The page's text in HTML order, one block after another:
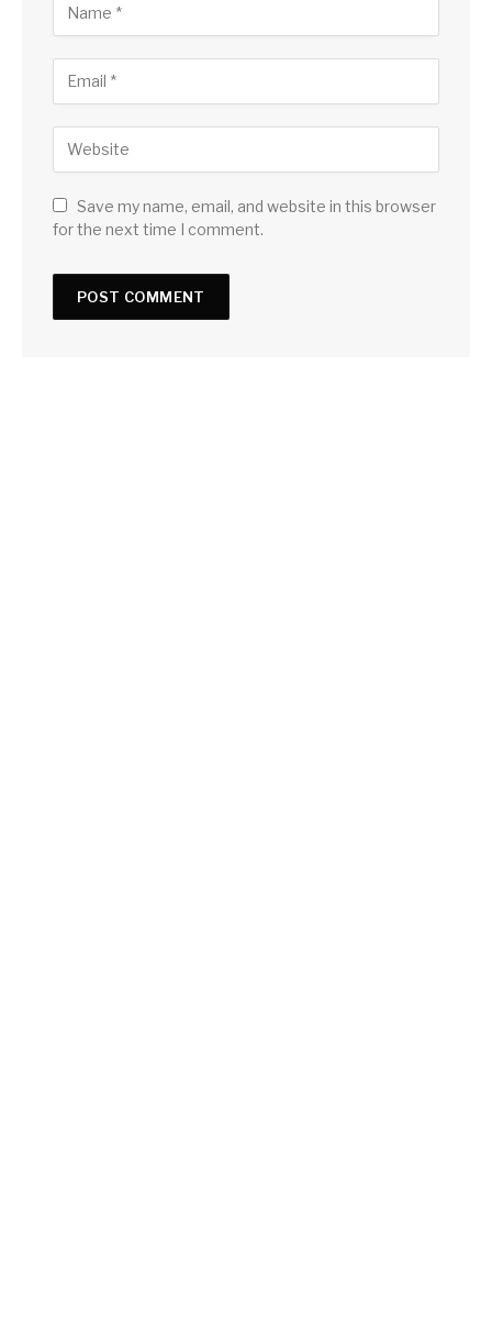
Save my name, email, and website in this browser
for the next time I comment.